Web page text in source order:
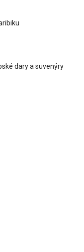
dary a suvenýry